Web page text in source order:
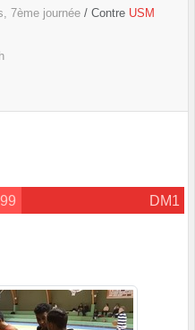
7ème journée / Contre USM
99 DM1